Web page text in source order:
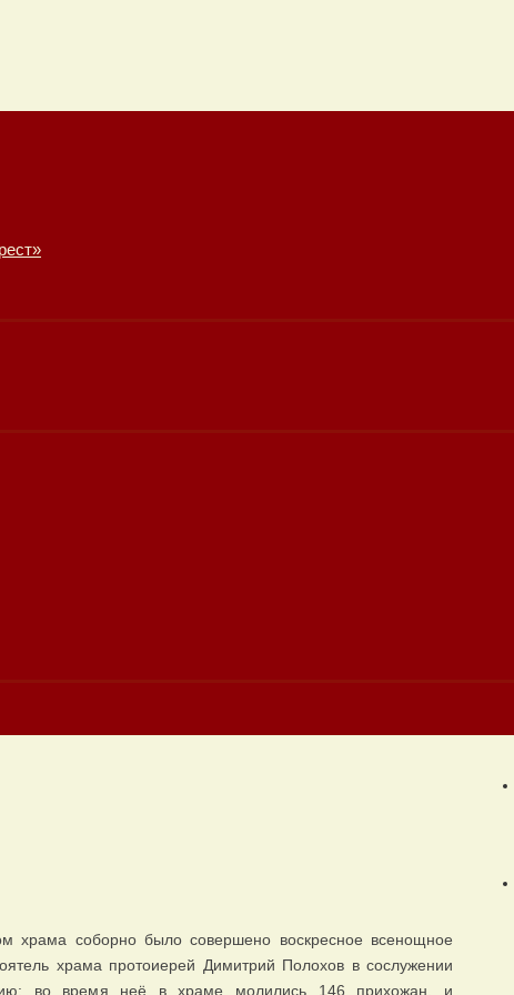
храма соборно было совершено воскресное всенощное
храма протоиерей Димитрий Полохов в сослужении
во время неё в храме молились 146 прихожан, и